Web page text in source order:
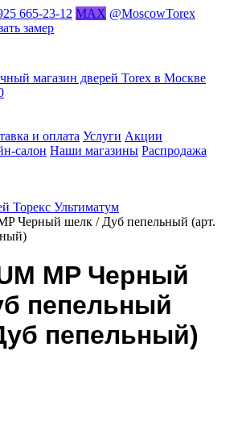
665-23-12 MAX @MoscowTorex
замер
магазин дверей Torex в Москве
и оплата Услуги Акции
салон Наши магазины Распродажа
Торекс Ультиматум
Черный шелк / Дуб пепельный (арт.
MP Черный
пепельный
пепельный)